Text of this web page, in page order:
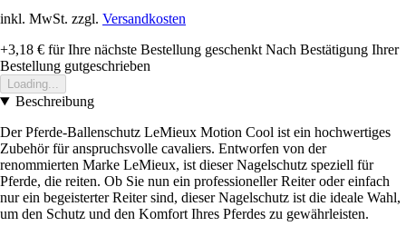
inkl. MwSt. zzgl. Versandkosten
+3,18 € für Ihre nächste Bestellung geschenkt Nach Bestätigung Ihrer
Bestellung gutgeschrieben
Loading...
Beschreibung
Der Pferde-Ballenschutz LeMieux Motion Cool ist ein hochwertiges
Zubehör für anspruchsvolle cavaliers. Entworfen von der
renommierten Marke LeMieux, ist dieser Nagelschutz speziell für
Pferde, die reiten. Ob Sie nun ein professioneller Reiter oder einfach
nur ein begeisterter Reiter sind, dieser Nagelschutz ist die ideale Wahl,
um den Schutz und den Komfort Ihres Pferdes zu gewährleisten.